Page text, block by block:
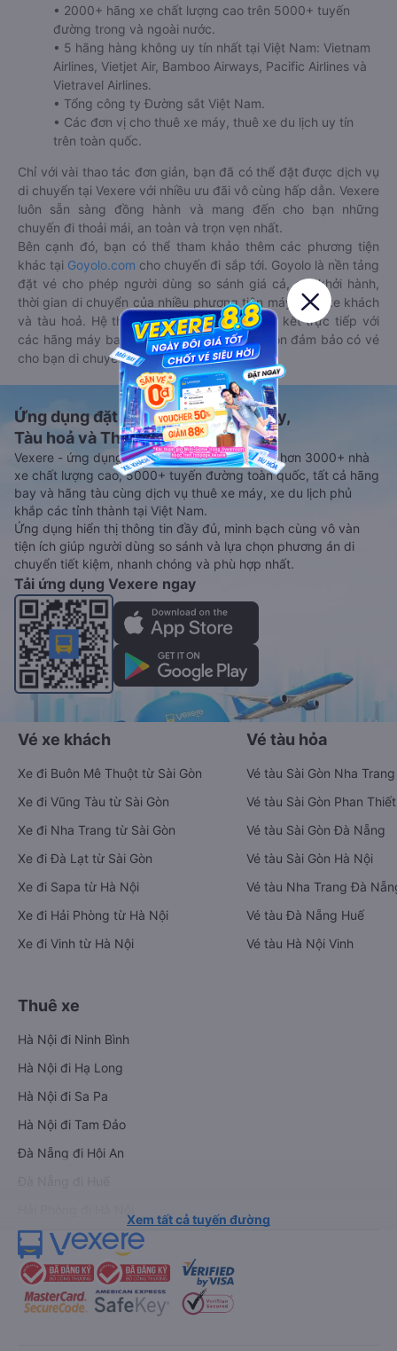
• 2000+ hãng xe chất lượng cao trên 5000+ tuyến
đường trong và ngoài nước.
• 5 hãng hàng không uy tín nhất tại Việt Nam: Vietnam
Airlines, Vietjet Air, Bamboo Airways, Pacific Airlines và
Vietravel Airlines.
• Tổng công ty Đường sắt Việt Nam.
• Các đơn vị cho thuê xe máy, thuê xe du lịch uy tín
trên toàn quốc.
Chỉ với vài thao tác đơn giản, bạn đã có thể đặt được dịch vụ
di chuyển tại Vexere với nhiều ưu đãi vô cùng hấp dẫn. Vexere
luôn sẵn sàng đồng hành và mang đến cho bạn những
chuyến đi thoải mái, an toàn và trọn vẹn nhất.
Bên cạnh đó, bạn có thể tham khảo thêm các phương tiện
khác tại Goyolo.com cho chuyến đi sắp tới. Goyolo là nền tảng
đặt vé cho phép người dùng so sánh giá cả, giờ khởi hành,
thời gian di chuyển của nhiều phương tiện máy bay, xe khách
và tàu hoả. Hệ thống của Goyolo được liên kết trực tiếp với
các hãng máy bay, xe khách và tàu hoả, luôn đảm bảo có vé
cho bạn di chuyển.
Ứng dụng đặt vé Xe khách, Máy bay,
Tàu hoả và Thuê xe
Vexere - ứng dụng đặt vé đa phương tiện với hơn 3000+ nhà
xe chất lượng cao, 5000+ tuyến đường toàn quốc, tất cả hãng
bay và hãng tàu cùng dịch vụ thuê xe máy, xe du lịch phủ
khắp các tỉnh thành tại Việt Nam.
Ứng dụng hiển thị thông tin đầy đủ, minh bạch cùng vô vàn
tiện ích giúp người dùng so sánh và lựa chọn phương án di
chuyển tiết kiệm, nhanh chóng và phù hợp nhất.
Tải ứng dụng Vexere ngay
Vé xe khách
Xe đi Buôn Mê Thuột từ Sài Gòn
Xe đi Vũng Tàu từ Sài Gòn
Xe đi Nha Trang từ Sài Gòn
Xe đi Đà Lạt từ Sài Gòn
Xe đi Sapa từ Hà Nội
Xe đi Hải Phòng từ Hà Nội
Xe đi Vinh từ Hà Nội
Vé tàu hỏa
Vé tàu Sài Gòn Nha Trang
Vé tàu Sài Gòn Phan Thiết
Vé tàu Sài Gòn Đà Nẵng
Vé tàu Sài Gòn Hà Nội
Vé tàu Nha Trang Đà
Vé tàu Đà Nẵng Huế
Vé tàu Hà Nội Vinh
Thuê xe
Hà Nội đi Ninh Bình
Hà Nội đi Hạ Long
Hà Nội đi Sa Pa
Hà Nội đi Tam Đảo
Đà Nẵng đi Hội An
Xem tất cả tuyến đường